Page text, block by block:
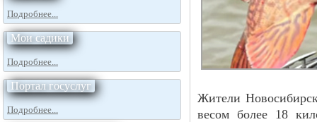
Подробнее...
Мои садики
Подробнее...
Портал госуслуг
Подробнее...
Жители
весом более 18